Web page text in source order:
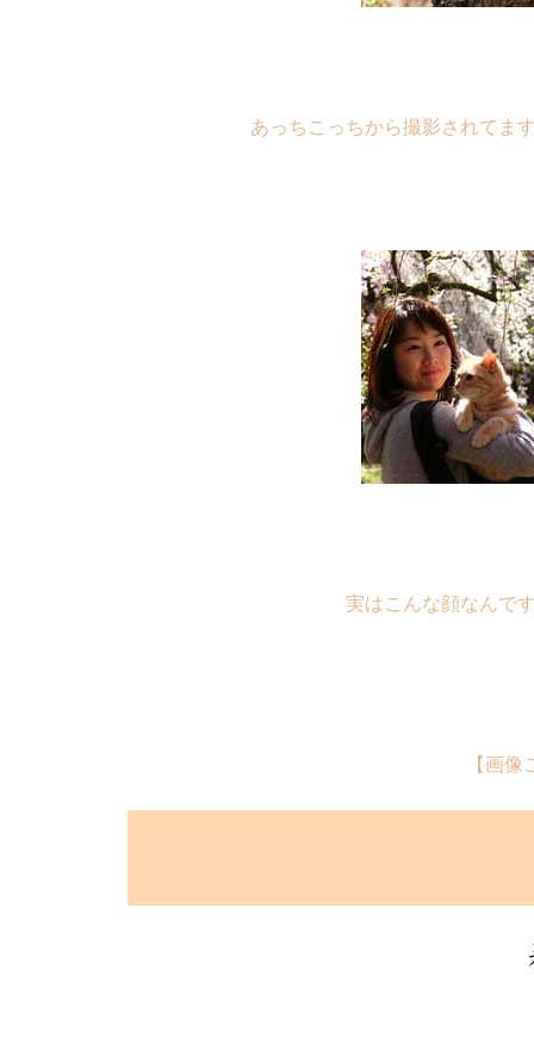
あっちこっちから撮影されてま
実はこんな顔なんで
【画